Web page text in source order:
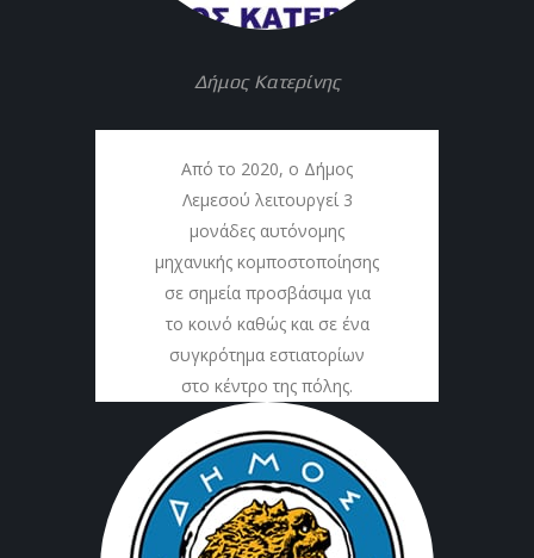
Δήμος Κατερίνης
Από το 2020, ο Δήμος
Λεμεσού λειτουργεί 3
μονάδες αυτόνομης
μηχανικής κομποστοποίησης
σε σημεία προσβάσιμα για
το κοινό καθώς και σε ένα
συγκρότημα εστιατορίων
στο κέντρο της πόλης.